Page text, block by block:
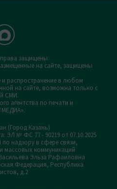
защищены.
на сайте, защищены
и распространение в любом
на сайте, возможна только с
СМИ.
агентства по печати и
(Город Казань)
ЭЛ № ФС 77 - 90219 от 07.10.2025
надзору в сфере связи,
массовых коммуникаций
Эльза Рафаиловна
Федерация, Республика
д.2